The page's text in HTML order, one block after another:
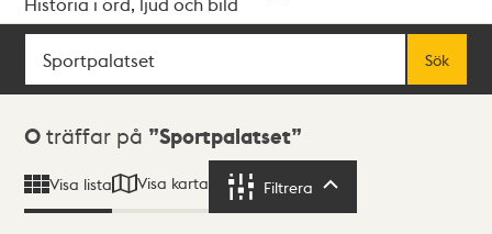
Sök
Sök
Sökresultat
0 träffar på Sportpalatset
Visa lista Visa karta Filtrera